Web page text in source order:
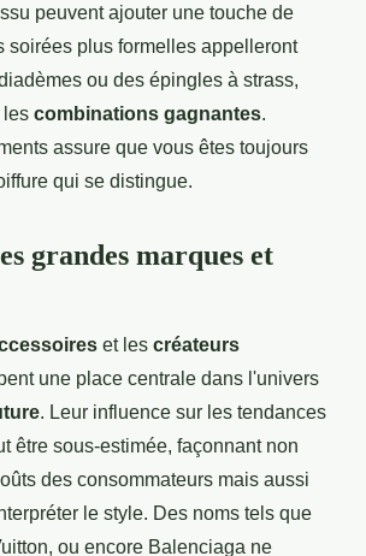
peuvent ajouter une touche de
soirées plus formelles appelleront
ou des épingles à strass,
les combinations gagnantes.
assure que vous êtes toujours
qui se distingue.
grandes marques et
et les créateurs
une place centrale dans l'univers
. Leur influence sur les tendances
être sous-estimée, façonnant non
des consommateurs mais aussi
le style. Des noms tels que
ou encore Balenciaga ne